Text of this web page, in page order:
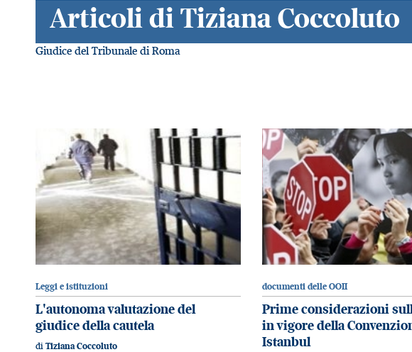
Articoli di Tiziana Coccoluto
Giudice del Tribunale di Roma
Leggi e istituzioni
L'autonoma valutazione del
giudice della cautela
di Tiziana Coccoluto
documenti delle OOII
Prime considerazioni
in vigore della
Istanbul